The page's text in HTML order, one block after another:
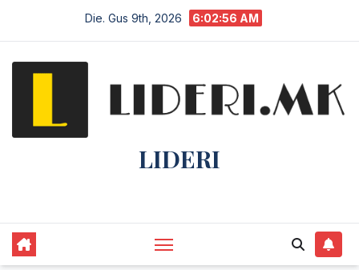
Die. Gus 9th, 2026 6:02:57 AM
LIDERI